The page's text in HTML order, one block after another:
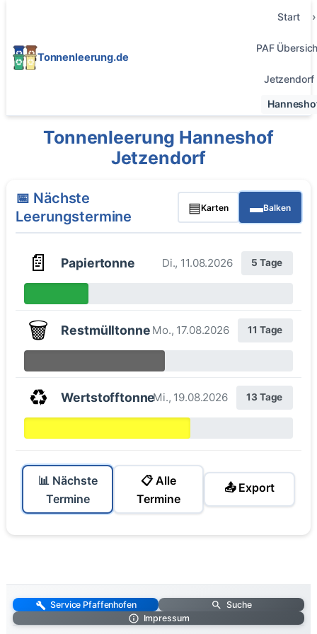
Tonnenleerung.de
Start
PAF
Jetzendorf
Tonnenleerung Hanneshof
Jetzendorf
📅 Nächste
Leerungstermine
▤Karten ▬Balken
📄 Papiertonne Di., 11.08.2026 5 Tage
🗑️ Restmülltonne Mo., 17.08.2026 11 Tage
♻️ WertstofftonneMi., 19.08.2026 13 Tage
📊 Nächste
Termine
📋 Alle
Termine
📤 Export
Service Pfaffenhofen
Suche
Impressum